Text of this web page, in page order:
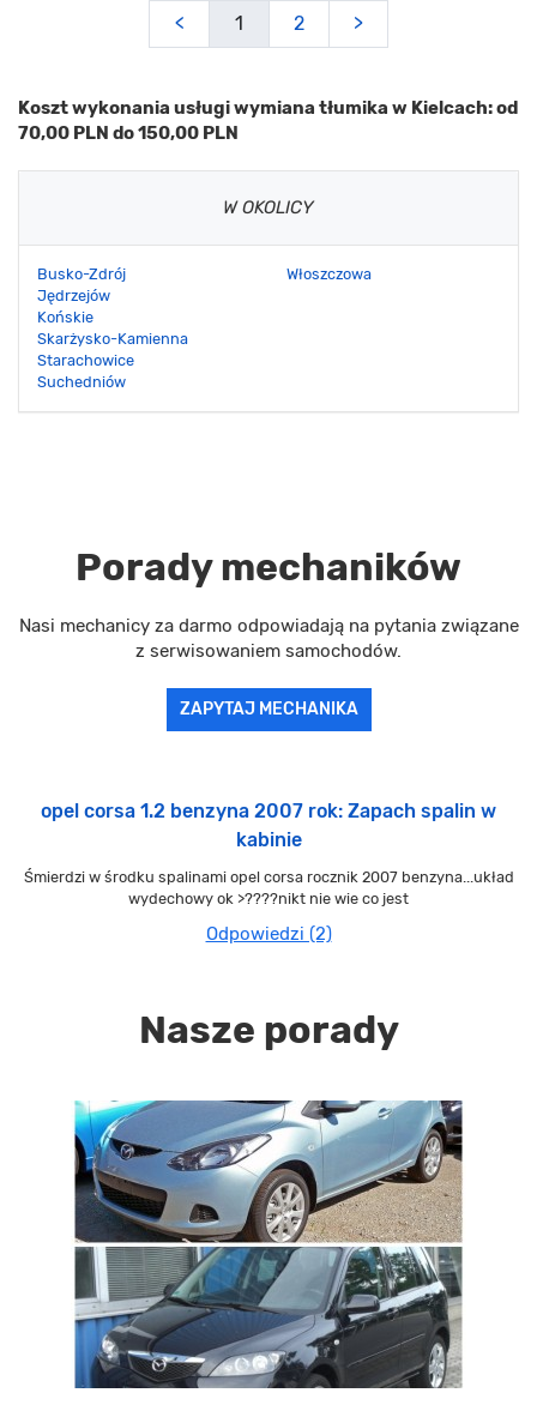
< 1 2 >
Koszt wykonania usługi wymiana tłumika w Kielcach: od
70,00 PLN do 150,00 PLN
W OKOLICY
Busko-Zdrój
Jędrzejów
Końskie
Skarżysko-Kamienna
Starachowice
Suchedniów
Włoszczowa
Porady mechaników
Nasi mechanicy za darmo odpowiadają na pytania związane
z serwisowaniem samochodów.
ZAPYTAJ MECHANIKA
opel corsa 1.2 benzyna 2007 rok: Zapach spalin w
kabinie
Śmierdzi w środku spalinami opel corsa rocznik 2007 benzyna...układ
wydechowy ok >????nikt nie wie co jest
Odpowiedzi (2)
Nasze porady